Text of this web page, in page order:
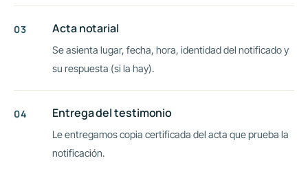
Acta notarial
Se asienta lugar, fecha, hora, identidad del notificado y
su respuesta (si la hay).
Entrega del testimonio
Le entregamos copia certificada del acta que prueba la
notificación.